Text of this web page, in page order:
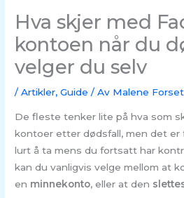
Hva skjer med
kontoen når du
velger du selv
/Artikler,Guide / Av Malene
De fleste tenker lite på hva som
kontoer etter dødsfall, men det er
lurt å ta mens du fortsatt har
kan du vanligvis velge mellom at
en minnekonto, eller at den